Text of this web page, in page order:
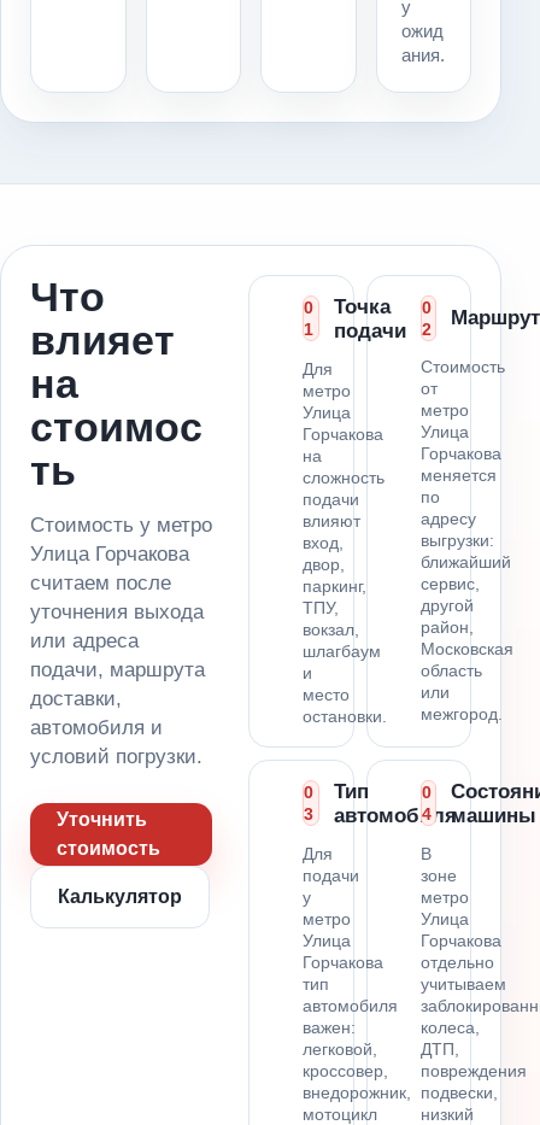
у
ожид
ания.
Что
влияет
на
стоимос
ть
Стоимость у метро
Улица Горчакова
считаем после
уточнения выхода
или адреса
подачи, маршрута
доставки,
автомобиля и
условий погрузки.
Уточнить
стоимость
Калькулятор
0
1
Точка
подачи
Для
метро
Улица
Горчакова
на
сложность
подачи
влияют
вход,
двор,
паркинг,
ТПУ,
вокзал,
шлагбаум
и
место
остановки.
0
2
Маршрут
Стоимость
от
метро
Улица
Горчакова
меняется
по
адресу
выгрузки:
ближайший
сервис,
другой
район,
Московская
область
или
межгород.
0
3
Тип
автомобиля
Для
подачи
у
метро
Улица
Горчакова
тип
автомобиля
важен:
легковой,
кроссовер,
внедорожник,
мотоцикл
0
4
машины
В
зоне
метро
Улица
Горчакова
отдельно
учитываем
колеса,
ДТП,
повреждения
подвески,
низкий